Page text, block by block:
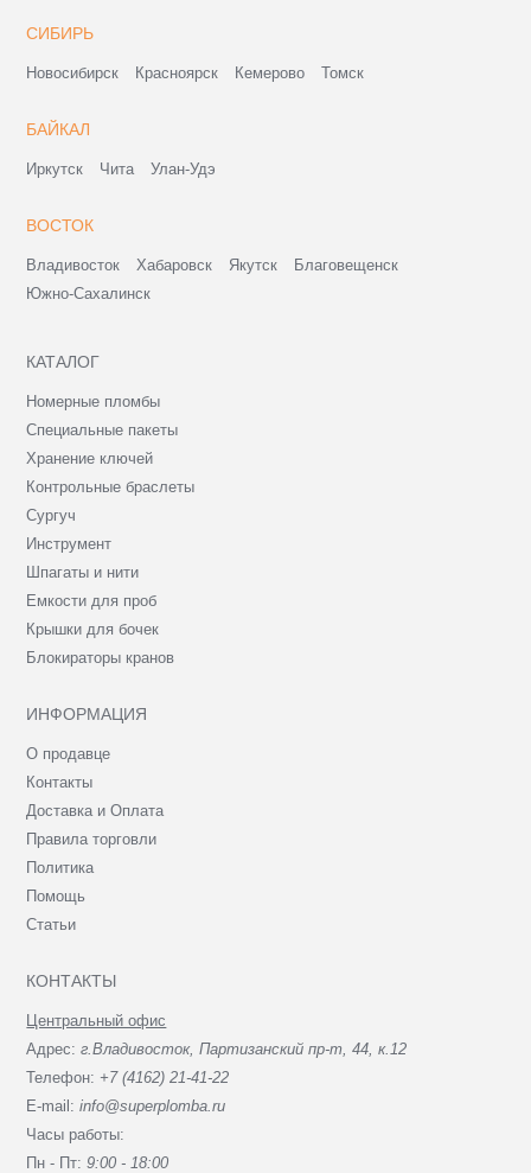
СИБИРЬ
Новосибирск Красноярск Кемерово Томск
БАЙКАЛ
Иркутск Чита Улан-Удэ
ВОСТОК
Владивосток Хабаровск Якутск
Благовещенск
Южно-Сахалинск
КАТАЛОГ
Номерные пломбы
Специальные пакеты
Хранение ключей
Контрольные браслеты
Сургуч
Инструмент
Шпагаты и нити
Емкости для проб
Крышки для бочек
Блокираторы кранов
ИНФОРМАЦИЯ
О продавце
Контакты
Доставка и Оплата
Правила торговли
Политика
Помощь
Статьи
КОНТАКТЫ
Центральный офис
Адрес:г.Владивосток, Партизанский пр-т, 44, к.12
Телефон: +7 (4162) 21-41-22
E-mail:info@superplomba.ru
Часы работы:
Пн - Пт:9:00 - 18:00